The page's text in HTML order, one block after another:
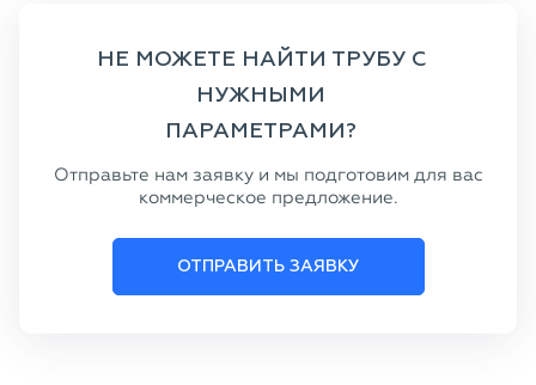
НЕ МОЖЕТЕ НАЙТИ ТРУБУ С
НУЖНЫМИ
ПАРАМЕТРАМИ?
Отправьте нам заявку и мы подготовим для вас
коммерческое предложение.
ОТПРАВИТЬ ЗАЯВКУ